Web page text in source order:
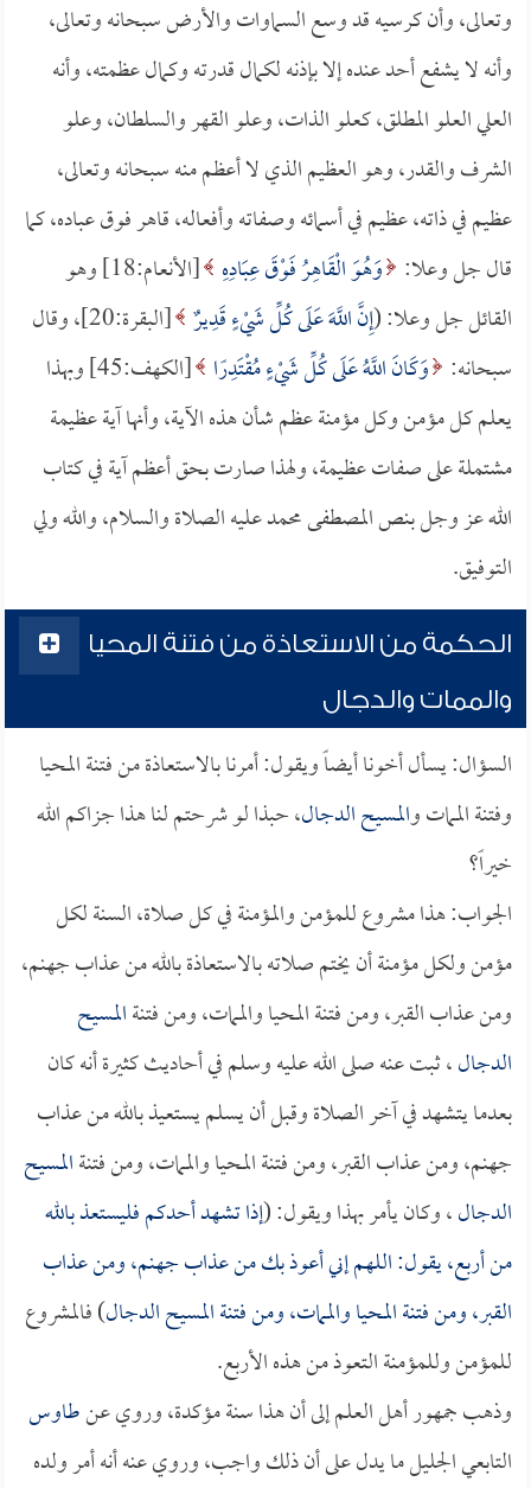
وتعالى، وأن كرسيه قد وسع السماوات والأرض سبحانه وتعالى،
وأنه لا يشفع أحد عنده إلا بإذنه لكمال قدرته وكمال عظمته، وأنه
العلي العلو المطلق، كعلو الذات، وعلو القهر والسلطان، وعلو
الشرف والقدر، وهو العظيم الذي لا أعظم منه سبحانه وتعالى،
عظيم في ذاته، عظيم في أسمائه وصفاته وأفعاله، قاهر فوق عباده، كما
قال جل وعلا: وَهُوَ الْقَاهِرُ فَوْقَ عِبَادِهِ
[الأنعام:18] وهو
القائل جل وعلا: (إِنَّ اللَّهَ عَلَى كُلِّ شَيْءٍ قَدِيرٌ
[البقرة:20]، وقال
سبحانه: وَكَانَ اللَّهُ عَلَى كُلِّ شَيْءٍ مُقْتَدِرًا
[الكهف:45] وبهذا
يعلم كل مؤمن وكل مؤمنة عظم شأن هذه الآية، وأنها آية عظيمة
مشتملة على صفات عظيمة، ولهذا صارت بحق أعظم آية في كتاب
الله عز وجل بنص المصطفى محمد عليه الصلاة والسلام، والله ولي
التوفيق.
الحكمة من الاستعاذة من فتنة المحيا
والممات والدجال
السؤال: يسأل أخونا أيضاً ويقول: أمرنا بالاستعاذة من فتنة المحيا
وفتنة الممات والمسيح الدجال، حبذا لو شرحتم لنا هذا جزاكم الله
خيراً؟
الجواب: هذا مشروع للمؤمن والمؤمنة في كل صلاة، السنة لكل
مؤمن ولكل مؤمنة أن يختم صلاته بالاستعاذة بالله من عذاب جهنم،
ومن عذاب القبر، ومن فتنة المحيا والممات، ومن فتنةالمسيح
الدجال، ثبت عنه صلى الله عليه وسلم في أحاديث كثيرة أنه كان
بعدما يتشهد في آخر الصلاة وقبل أن يسلم يستعيذ بالله من عذاب
جهنم، ومن عذاب القبر، ومن فتنة المحيا والممات، ومن فتنةالمسيح
الدجال، وكان يأمر بهذا ويقول: (إذا تشهد أحدكم فليستعذ بالله
من أربع، يقول: اللهم إني أعوذ بك من عذاب جهنم، ومن عذاب
القبر، ومن فتنة المحيا والممات، ومن فتنةالمسيح الدجال) فالمشروع
للمؤمن وللمؤمنة التعوذ من هذه الأربع.
وذهب جمهور أهل العلم إلى أن هذا سنة مؤكدة، وروي عنطاوس
التابعي الجليل ما يدل على أن ذلك واجب، وروي عنه أنه أمر ولده